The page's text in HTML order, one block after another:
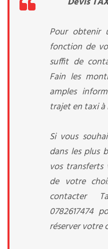
Pour obtenir
fonction de
suffit de
Fain les
amples
trajet en taxi
Si vous
dans les plus
vos
de votre
contacter
0782617474
réserver votre